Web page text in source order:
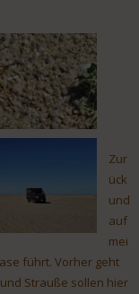
Zur
ück
und
auf
mei
führt. Vorher geht
Strauße sollen hier